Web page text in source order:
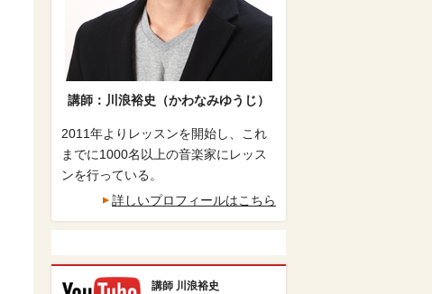
講師：川浪裕史（かわなみゆうじ）
2011年よりレッスンを開始し、これ
までに1000名以上の音楽家にレッス
ンを行っている。
詳しいプロフィールはこちら
講師 川浪裕史